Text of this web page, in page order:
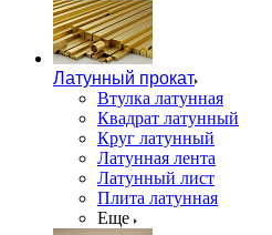
Латунный прокат
Втулка латунная
Квадрат латунный
Круг латунный
Латунная лента
Латунный лист
Плита латунная
Еще